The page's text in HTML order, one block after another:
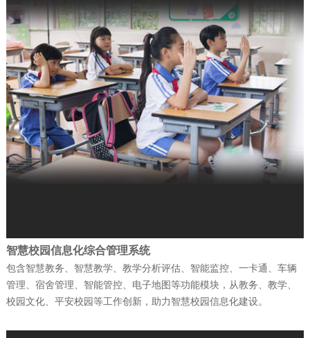
防）指挥信息化平台投入…
公司新闻| 2025-12-19
富晋天维公司介绍
公司新闻| 2025-12-15
捷报！富晋天维海军某部军舰演训信息化
公司新闻| 2025-12-15
赋能“东数西算” 筑就丝路算力底座——富
晋天维承建的新疆某…
智慧校园信息化综合管理系统
包含智慧教务、智慧教学、教学分析评估、智能监控、一卡通、车辆
管理、宿舍管理、智能管控、电子地图等功能模块，从教务、教学、
校园文化、平安校园等工作创新，助力智慧校园信息化建设。